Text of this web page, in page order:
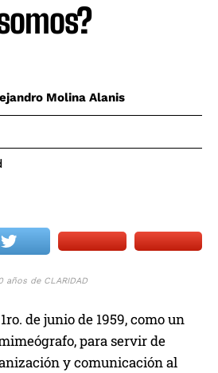
Molina Alanis
años de CLARIDAD
de junio de 1959, como un
para servir de
y comunicación al